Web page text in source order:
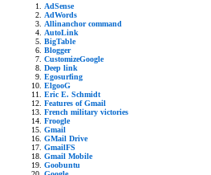
AdSense
AdWords
Allinanchor command
AutoLink
BigTable
Blogger
CustomizeGoogle
Deep link
Egosurfing
ElgooG
Eric E. Schmidt
Features of Gmail
French military victories
Froogle
Gmail
GMail Drive
GmailFS
Gmail Mobile
Goobuntu